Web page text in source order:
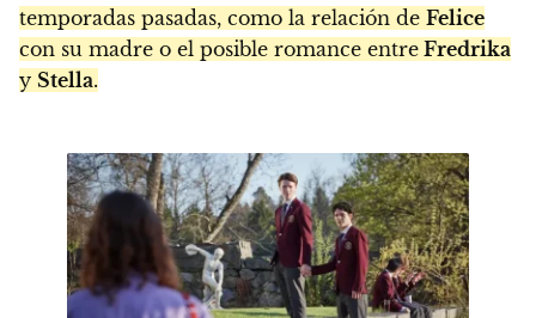
temporadas pasadas, como la relación de Felice
con su madre o el posible romance entre Fredrika
y Stella.